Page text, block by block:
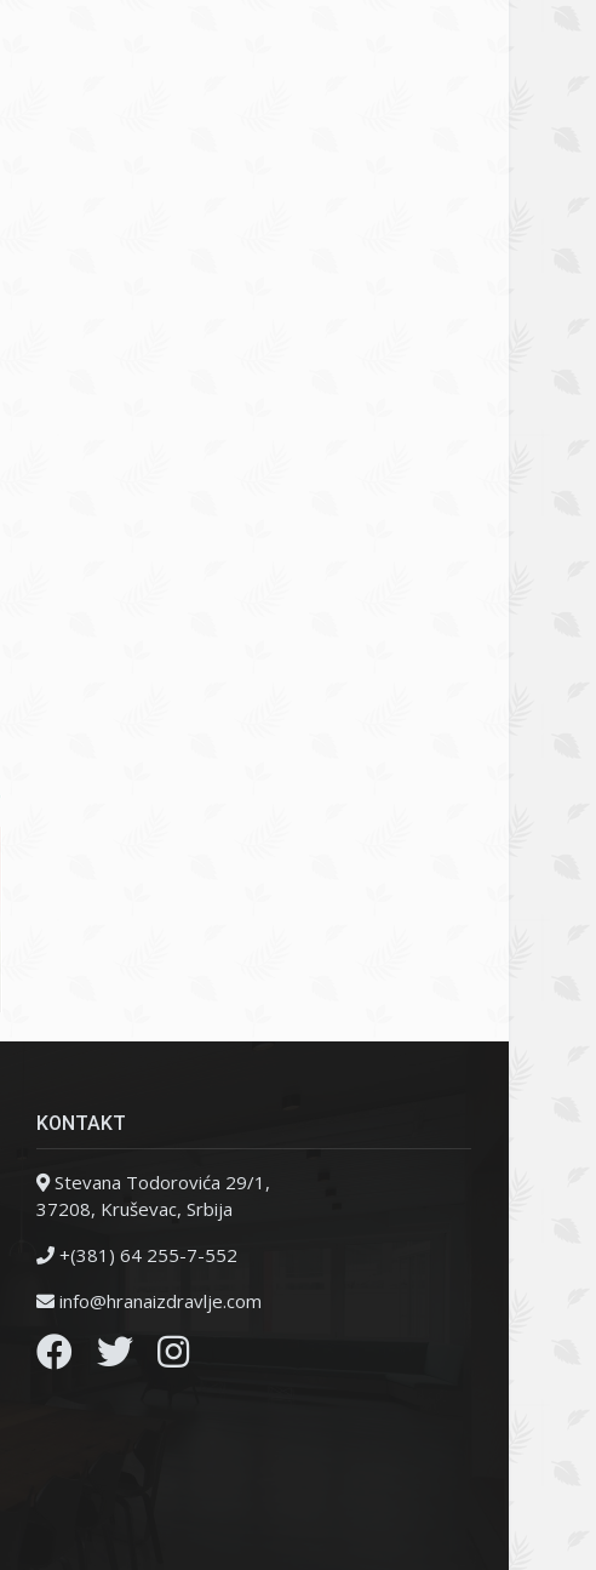
KONTAKT
Stevana Todorovića 29/1,
37208, Kruševac, Srbija
+(381) 64 255-7-552
info@hranaizdravlje.com